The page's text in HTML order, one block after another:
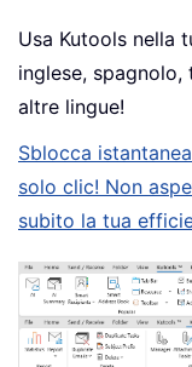
Usa Kutools nella
inglese,
altre lingue!
Sblocca
solo clic! Non
subito la tua